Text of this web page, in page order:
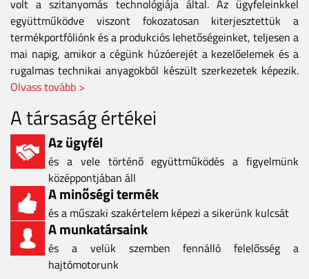
volt a szitanyomás technológiája által. Az ügyfeleinkkel
együttműködve viszont fokozatosan kiterjesztettük a
termékportfóliónk és a produkciós lehetőségeinket, teljesen a
mai napig, amikor a cégünk húzóerejét a kezelőelemek és a
rugalmas technikai anyagokból készült szerkezetek képezik.
Olvass tovább >
A társaság értékei
Az ügyfél
és a vele történő együttműködés a figyelmünk
középpontjában áll
A minőségi termék
és a műszaki szakértelem képezi a sikerünk kulcsát
A munkatársaink
és a velük szemben fennálló felelősség a
hajtómotorunk